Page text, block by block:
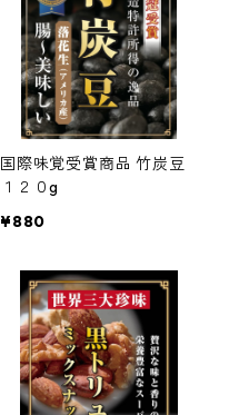
国際味覚受賞商品 竹炭豆
１２０g
¥880